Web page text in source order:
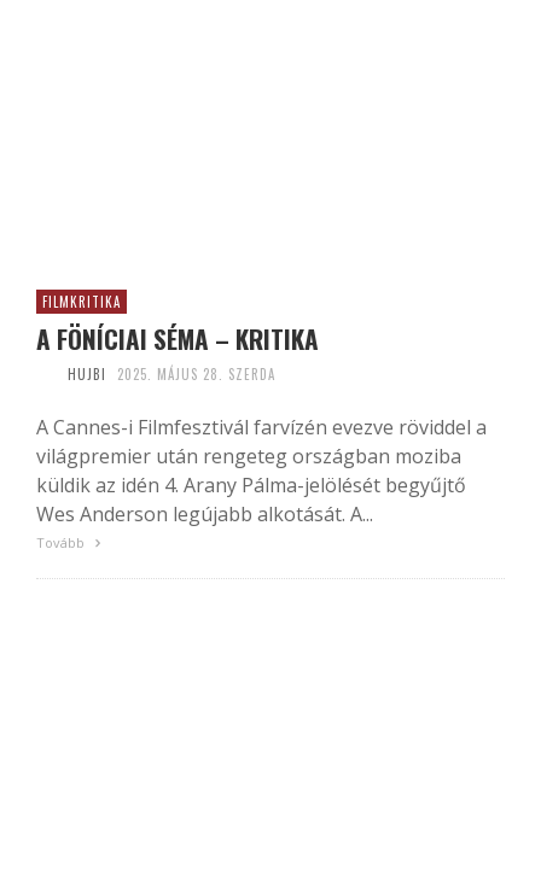
FILMKRITIKA
A FÖNÍCIAI SÉMA – KRITIKA
HUJBI 2025. MÁJUS 28. SZERDA
A Cannes-i Filmfesztivál farvízén evezve röviddel a
világpremier után rengeteg országban moziba
küldik az idén 4. Arany Pálma-jelölését begyűjtő
Wes Anderson legújabb alkotását. A...
Tovább